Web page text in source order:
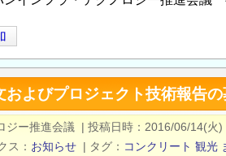
およびプロジェクト技術報告
ジー推進会議 | 投稿日時
2016/06/14(火)
ス お知らせ | タグ コンクリート 観光